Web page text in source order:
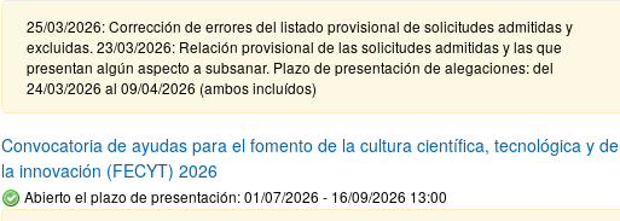
25/03/2026: Corrección de errores del listado provisional de solicitudes admitidas y
excluidas. 23/03/2026: Relación provisional de las solicitudes admitidas y las que
presentan algún aspecto a subsanar. Plazo de presentación de alegaciones: del
24/03/2026 al 09/04/2026 (ambos incluídos)
Convocatoria de ayudas para el fomento de la cultura científica, tecnológica y de
la innovación (FECYT) 2026
Abierto el plazo de presentación: 01/07/2026 - 16/09/2026 13:00